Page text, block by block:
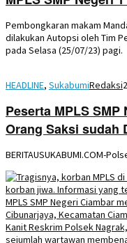
Pembongkaran makam
dilakukan Autopsi oleh Tim
pada Selasa (25/07/23) pagi.
HEADLINE, SukabumiRedaksi
Peserta MPLS
Orang Saksi sudah
BERITAUSUKABUMI.COM-